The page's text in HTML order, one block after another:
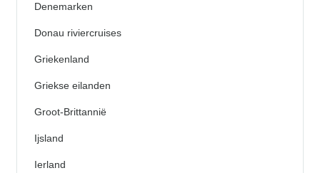
Denemarken
Donau riviercruises
Griekenland
Griekse eilanden
Groot-Brittannië
Ijsland
Ierland